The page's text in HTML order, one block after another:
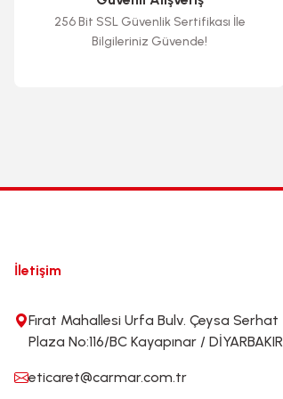
256 Bit SSL Güvenlik Sertifikası İle
Bilgileriniz Güvende!
İletişim
Fırat Mahallesi Urfa Bulv. Çeysa Serhat
Plaza No:116/BC Kayapınar / DİYARBAKIR
eticaret@carmar.com.tr